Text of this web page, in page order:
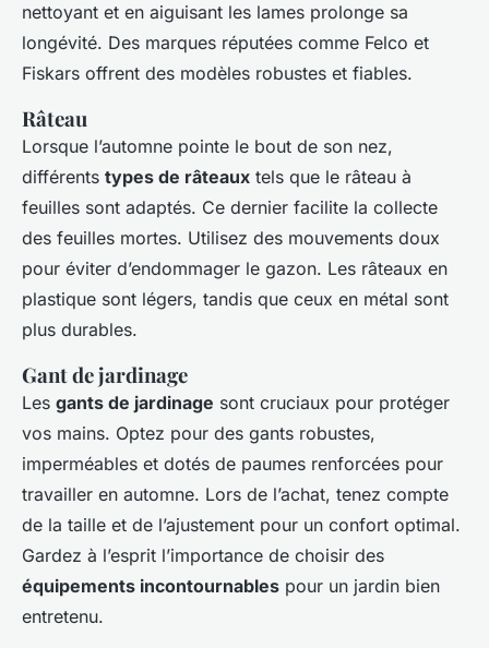
nettoyant et en aiguisant les lames prolonge sa
longévité. Des marques réputées comme Felco et
Fiskars offrent des modèles robustes et fiables.
Râteau
Lorsque l’automne pointe le bout de son nez,
différents types de râteaux tels que le râteau à
feuilles sont adaptés. Ce dernier facilite la collecte
des feuilles mortes. Utilisez des mouvements doux
pour éviter d’endommager le gazon. Les râteaux en
plastique sont légers, tandis que ceux en métal sont
plus durables.
Gant de jardinage
Les gants de jardinage sont cruciaux pour protéger
vos mains. Optez pour des gants robustes,
imperméables et dotés de paumes renforcées pour
travailler en automne. Lors de l’achat, tenez compte
de la taille et de l’ajustement pour un confort optimal.
Gardez à l’esprit l’importance de choisir des
équipements incontournables pour un jardin bien
entretenu.